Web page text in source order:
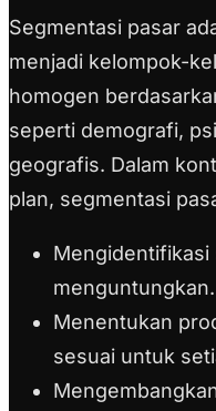
Segmentasi pasar
menjadi kelompok-
homogen
seperti demografi,
geografis. Dalam
plan, segmentasi
Mengidentifikasi
menguntungkan.
Menentukan
sesuai untuk